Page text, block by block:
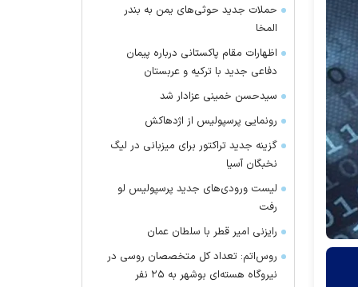
حملات جدید حوثی‌های یمن به بندر
المخا
اظهارات مقام پاکستانی درباره پیمان
دفاعی جدید با ترکیه و عربستان
سیدحسن خمینی عزادار شد
رونمایی پرسپولیس از اژدهاکش
گزینه جدید تراکتور برای میزبانی در لیگ
نخبگان آسیا
لیست ورودی‌های جدید پرسپولیس لو
رفت
رایزنی امیر قطر با سلطان عمان
روس‌اتم: تعداد کل متخصصان روسی در
نیروگاه هسته‌ای بوشهر به ۲۵ نفر